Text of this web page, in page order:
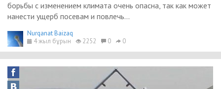
борьбы с изменением климата очень опасна, так как может
нанести ущерб посевам и повлечь...
Nurqanat Baizaq
4 жыл бұрын
2252 0 0